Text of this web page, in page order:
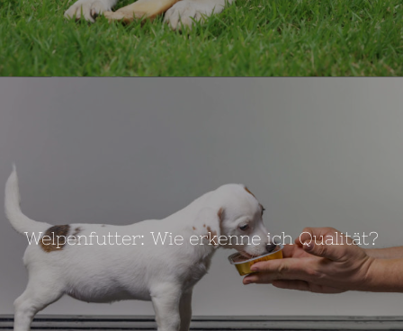
Welpenfutter: Wie erkenne ich Qualität?